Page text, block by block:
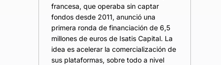
francesa, que operaba sin captar
fondos desde 2011, anunció una
primera ronda de financiación de 6,5
millones de euros de Isatis Capital. La
idea es acelerar la comercialización de
sus plataformas, sobre todo a nivel